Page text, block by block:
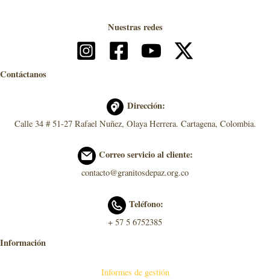
Nuestras redes
Contáctanos
Dirección:
Calle 34 # 51-27 Rafael Nuñez, Olaya Herrera. Cartagena, Colombia.
Correo servicio al cliente:
contacto@granitosdepaz.org.co
Teléfono:
+ 57 5 6752385
Información
Informes de gestión